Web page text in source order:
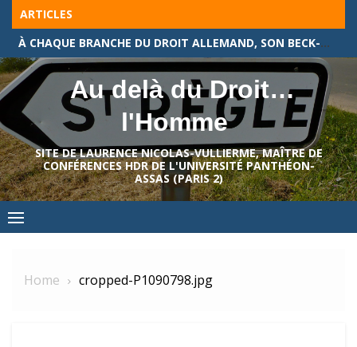
Skip
content
ARTICLES
À CHAQUE BRANCHE DU DROIT ALLEMAND, SON BECK-TEXTE !
Au delà du Droit…
l'Homme
SITE DE LAURENCE NICOLAS-VULLIERME, MAÎTRE DE
CONFÉRENCES HDR DE L'UNIVERSITÉ PANTHÉON-
ASSAS (PARIS 2)
Home cropped-P1090798.jpg